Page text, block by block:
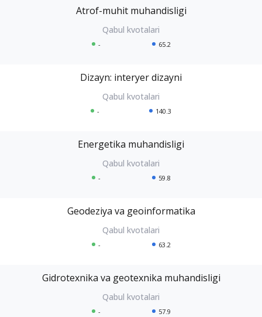
Atrof-muhit muhandisligi
- 65.2
Dizayn: interyer dizayni
- 140.3
Energetika muhandisligi
- 59.8
Geodeziya va geoinformatika
- 63.2
Gidrotexnika va geotexnika muhandisligi
- 57.9